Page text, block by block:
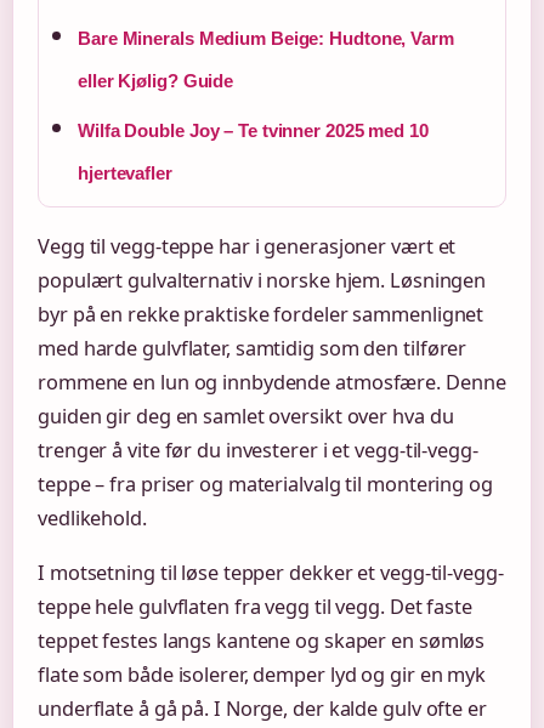
Bare Minerals Medium Beige: Hudtone, Varm
eller Kjølig? Guide
Wilfa Double Joy – Te tvinner 2025 med 10
hjertevafler
Vegg til vegg-teppe har i generasjoner vært et
populært gulvalternativ i norske hjem. Løsningen
byr på en rekke praktiske fordeler sammenlignet
med harde gulvflater, samtidig som den tilfører
rommene en lun og innbydende atmosfære. Denne
guiden gir deg en samlet oversikt over hva du
trenger å vite før du investerer i et vegg-til-vegg-
teppe – fra priser og materialvalg til montering og
vedlikehold.
I motsetning til løse tepper dekker et vegg-til-vegg-
teppe hele gulvflaten fra vegg til vegg. Det faste
teppet festes langs kantene og skaper en sømløs
flate som både isolerer, demper lyd og gir en myk
underflate å gå på. I Norge, der kalde gulv ofte er